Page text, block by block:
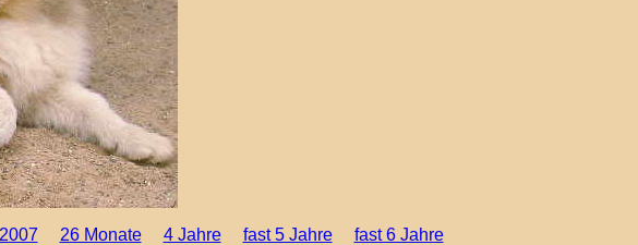
26 Monate 4 Jahre fast 5 Jahre
fast 6 Jahre